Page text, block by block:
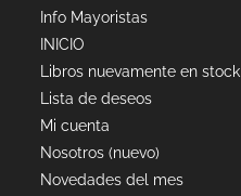
Info Mayoristas
INICIO
Libros nuevamente en stock
Lista de deseos
Mi cuenta
Nosotros (nuevo)
Novedades del mes